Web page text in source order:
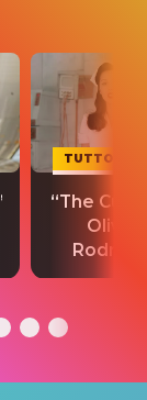
TUTTO
“The
Olivia
testo,